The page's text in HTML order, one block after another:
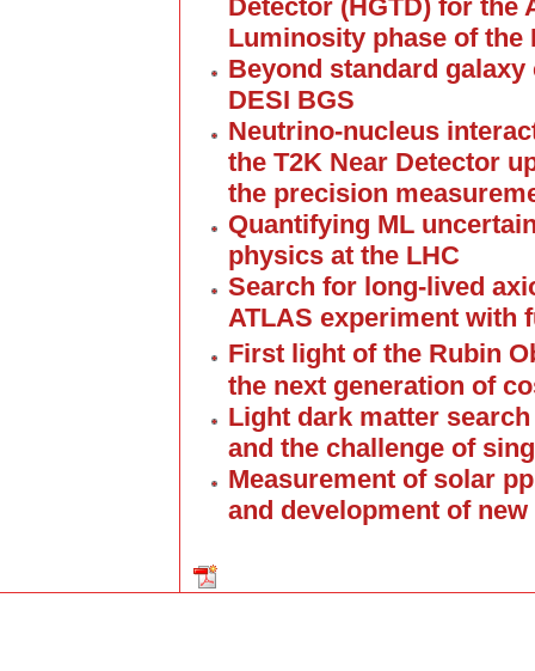
Detector (HGTD) for the
Luminosity phase of the
Beyond standard
DESI BGS
Neutrino-nucleus
the T2K Near Detector
the precision
Quantifying ML
physics at the LHC
Search for long-lived
ATLAS experiment with
First light of the Rubin
the next generation of
Light dark matter
and the challenge of
Measurement of solar
and development of